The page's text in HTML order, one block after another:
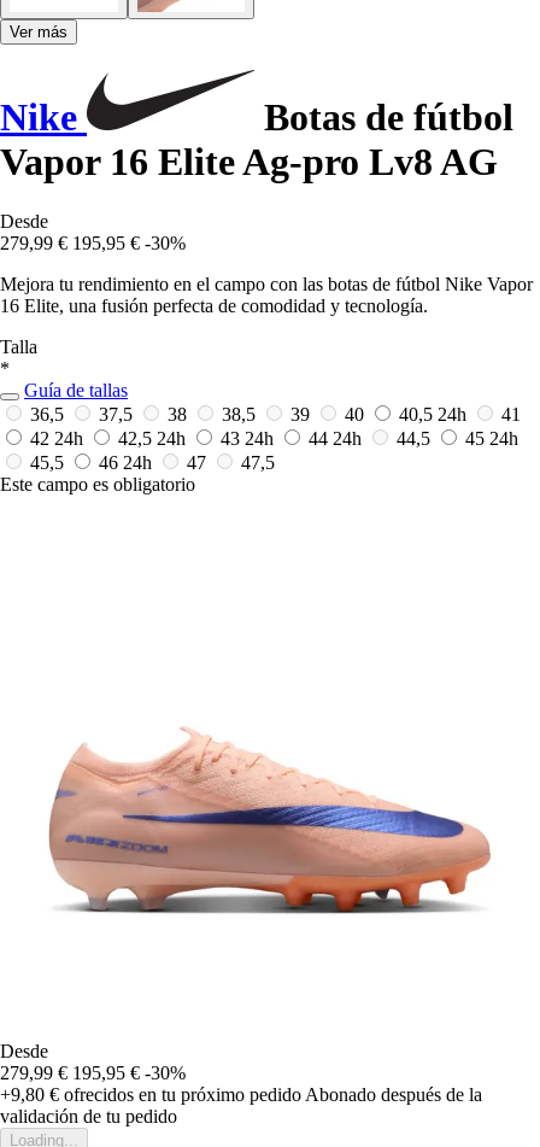
Ver más
Nike
Botas de fútbol
Vapor 16 Elite Ag-pro Lv8 AG
Desde
279,99 € 195,95 € -30%
Mejora tu rendimiento en el campo con las botas de fútbol Nike Vapor
16 Elite, una fusión perfecta de comodidad y tecnología.
Talla
*
Guía de tallas
36,5
37,5 38 38,5 39 40 40,5 24h
41
42 24h 42,5 24h 43 24h 44 24h 44,5 45 24h
45,5
46 24h 47
47,5
Este campo es obligatorio
Desde
279,99 € 195,95 € -30%
+9,80 € ofrecidos en tu próximo pedido Abonado después de la
validación de tu pedido
Loading...